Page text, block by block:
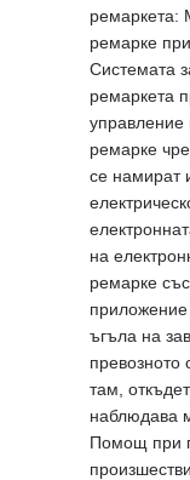
ремаркета:
ремарке
Системата
ремаркета
управление
ремарке
се намират
на
ремарке
ъгъла на
превозното
там,
наблюдава
Помощ при